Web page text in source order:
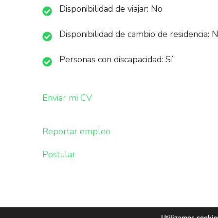
Disponibilidad de viajar: No
Disponibilidad de cambio de residencia:
Personas con discapacidad: Sí
Enviar mi CV
Reportar empleo
Postular